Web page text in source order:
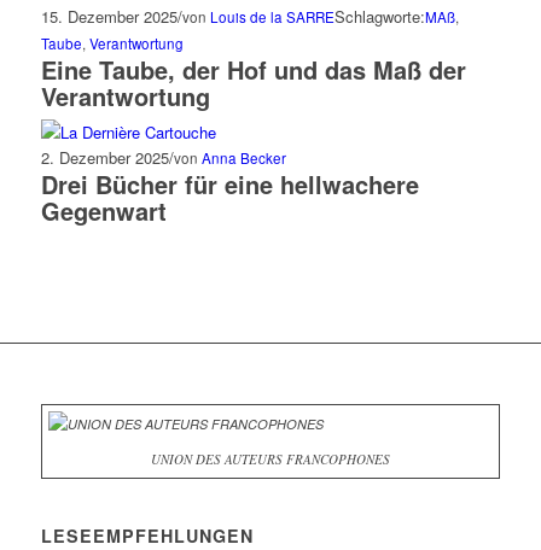
15. Dezember 2025/von Louis de la SARRESchlagworte:MAß,
Taube,Verantwortung
Eine Taube, der Hof und das Maß der
Verantwortung
2. Dezember 2025/von Anna Becker
Drei Bücher für eine hellwachere
Gegenwart
UNION DES AUTEURS FRANCOPHONES
LESEEMPFEHLUNGEN